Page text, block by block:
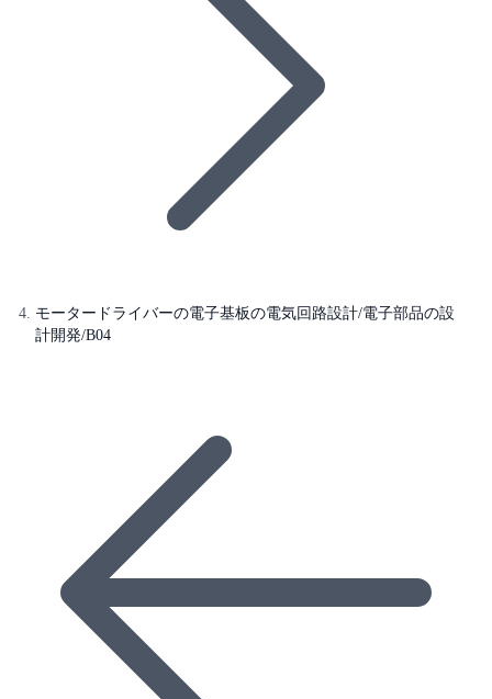
モータードライバーの電子基板の電気回路設計/電子部品の設
計開発/B04